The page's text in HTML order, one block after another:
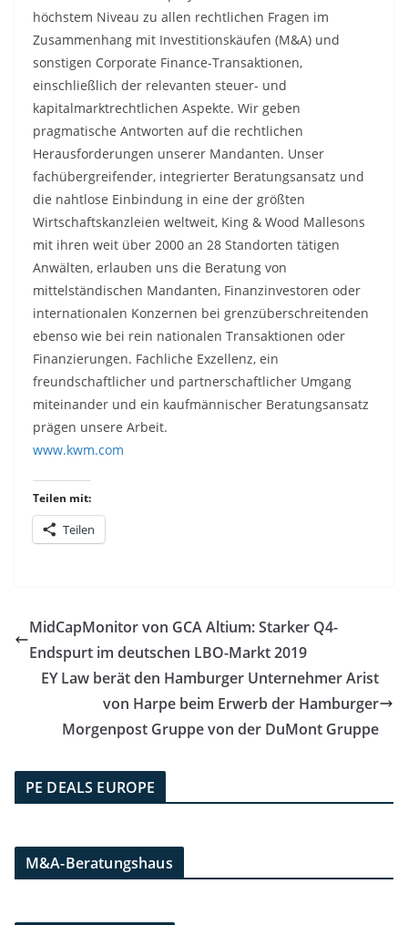
höchstem Niveau zu allen rechtlichen Fragen im
Zusammenhang mit Investitionskäufen (M&A) und
sonstigen Corporate Finance-Transaktionen,
einschließlich der relevanten steuer- und
kapitalmarktrechtlichen Aspekte. Wir geben
pragmatische Antworten auf die rechtlichen
Herausforderungen unserer Mandanten. Unser
fachübergreifender, integrierter Beratungsansatz und
die nahtlose Einbindung in eine der größten
Wirtschaftskanzleien weltweit, King & Wood Mallesons
mit ihren weit über 2000 an 28 Standorten tätigen
Anwälten, erlauben uns die Beratung von
mittelständischen Mandanten, Finanzinvestoren oder
internationalen Konzernen bei grenzüberschreitenden
ebenso wie bei rein nationalen Transaktionen oder
Finanzierungen. Fachliche Exzellenz, ein
freundschaftlicher und partnerschaftlicher Umgang
miteinander und ein kaufmännischer Beratungsansatz
prägen unsere Arbeit.
www.kwm.com
Teilen mit:
Teilen
MidCapMonitor von GCA Altium: Starker Q4-
Endspurt im deutschen LBO-Markt 2019
EY Law berät den Hamburger Unternehmer Arist
von Harpe beim Erwerb der Hamburger
Morgenpost Gruppe von der DuMont Gruppe
PE DEALS EUROPE
M&A-Beratungshaus